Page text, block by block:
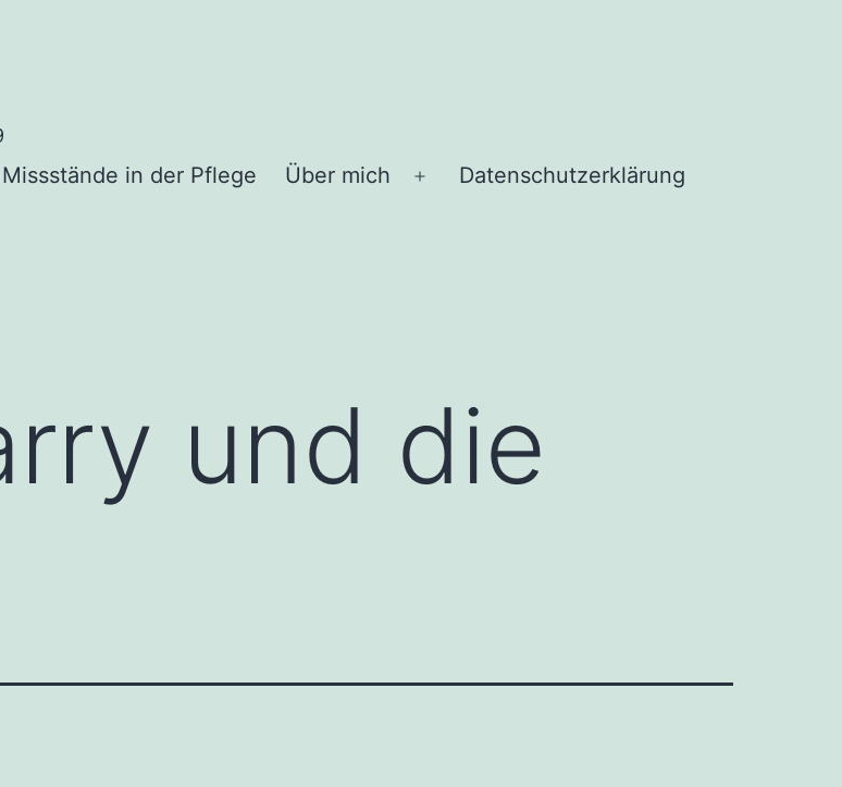
Missstände in der Pflege Über mich
MenüDatenschutzerklärung
und die